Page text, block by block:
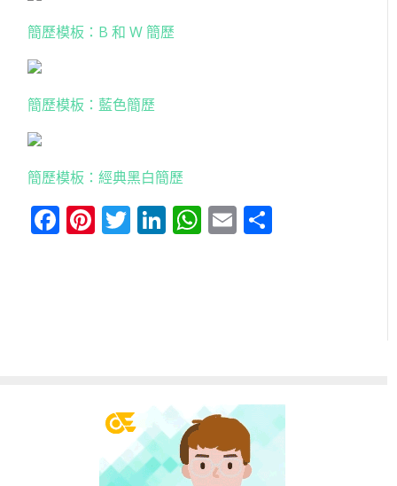
簡歷模板：B 和 W 簡歷
簡歷模板：藍色簡歷
簡歷模板：經典黑白簡歷
Facebook
Pinterest
Twitter
LinkedIn
WhatsApp
Email